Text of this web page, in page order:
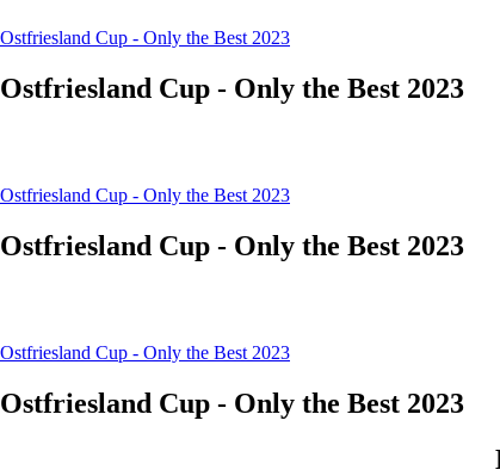
Ostfriesland Cup - Only the Best 2023
Ostfriesland Cup - Only the Best 2023
Ostfriesland Cup - Only the Best 2023
Ostfriesland Cup - Only the Best 2023
Ostfriesland Cup - Only the Best 2023
Ostfriesland Cup - Only the Best 2023